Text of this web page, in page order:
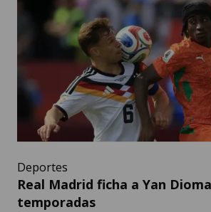
Deportes
Real Madrid ficha a Yan
temporadas